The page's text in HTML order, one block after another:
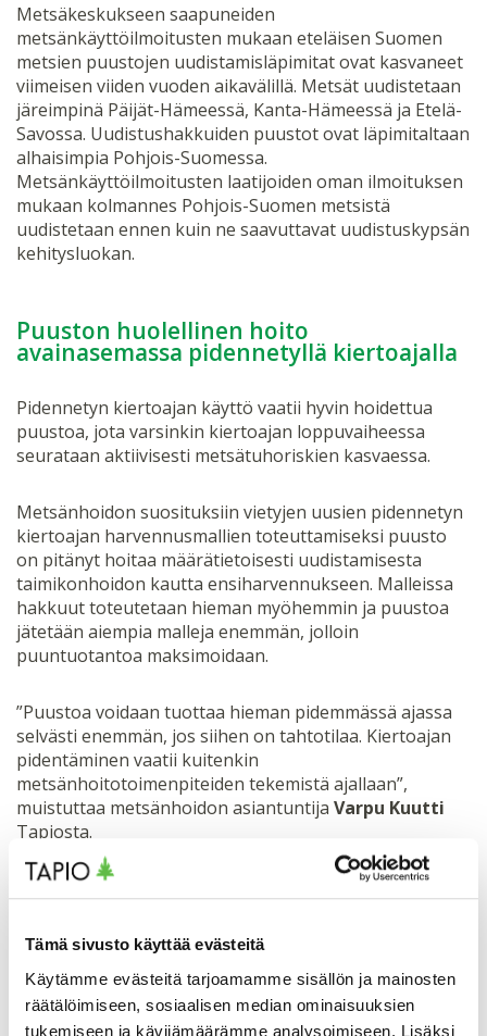
Tämä sivusto käyttää evästeitä
Käytämme evästeitä tarjoamamme sisällön ja mainosten
räätälöimiseen, sosiaalisen median ominaisuuksien
tukemiseen ja kävijämäärämme analysoimiseen. Lisäksi
Metsäkeskukseen saapuneiden
metsänkäyttöilmoitusten mukaan eteläisen Suomen
metsien puustojen uudistamisläpimitat ovat kasvaneet
viimeisen viiden vuoden aikavälillä. Metsät uudistetaan
järeimpinä Päijät-Hämeessä, Kanta-Hämeessä ja Etelä-
Savossa. Uudistushakkuiden puustot ovat läpimitaltaan
alhaisimpia Pohjois-Suomessa.
Metsänkäyttöilmoitusten laatijoiden oman ilmoituksen
mukaan kolmannes Pohjois-Suomen metsistä
uudistetaan ennen kuin ne saavuttavat uudistuskypsän
kehitysluokan.
Puuston huolellinen hoito
avainasemassa pidennetyllä kiertoajalla
Pidennetyn kiertoajan käyttö vaatii hyvin hoidettua
puustoa, jota varsinkin kiertoajan loppuvaiheessa
seurataan aktiivisesti metsätuhoriskien kasvaessa.
Metsänhoidon suosituksiin vietyjen uusien pidennetyn
kiertoajan harvennusmallien toteuttamiseksi puusto
on pitänyt hoitaa määrätietoisesti uudistamisesta
taimikonhoidon kautta ensiharvennukseen. Malleissa
hakkuut toteutetaan hieman myöhemmin ja puustoa
jätetään aiempia malleja enemmän, jolloin
puuntuotantoa maksimoidaan.
”Puustoa voidaan tuottaa hieman pidemmässä ajassa
selvästi enemmän, jos siihen on tahtotilaa. Kiertoajan
pidentäminen vaatii kuitenkin
metsänhoitotoimenpiteiden tekemistä ajallaan”,
muistuttaa metsänhoidon asiantuntija Varpu Kuutti
Tapiosta.
suosituksiin
metsänhoidon suositusten verkkosivuilla
.
Kokeile PIKMA-hankkeessa tuotettuaKiertoajan
pidennys metsän tuotokseen ja tuottoon-laskuria